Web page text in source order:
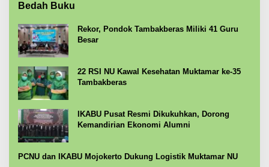
Bedah Buku
Rekor, Pondok Tambakberas Miliki 41 Guru
Besar
22 RSI NU Kawal Kesehatan Muktamar ke-35
Tambakberas
IKABU Pusat Resmi Dikukuhkan, Dorong
Kemandirian Ekonomi Alumni
PCNU dan IKABU Mojokerto Dukung Logistik Muktamar NU